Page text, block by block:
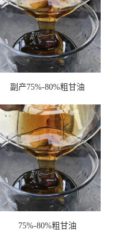
副产75%-80%粗甘油
75%-80%粗甘油